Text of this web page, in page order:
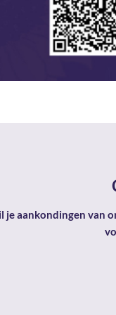
je aankondingen van